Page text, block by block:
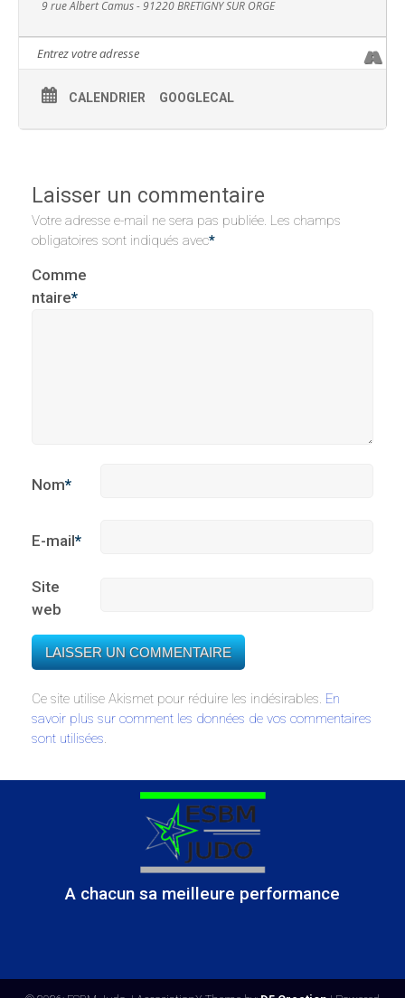
9 rue Albert Camus - 91220 BRETIGNY SUR ORGE
CALENDRIER GOOGLECAL
Laisser un commentaire
Votre adresse e-mail ne sera pas publiée. Les champs
obligatoires sont indiqués avec*
Comme
ntaire*
Nom*
E-mail*
Site
web
Ce site utilise Akismet pour réduire les indésirables. En
savoir plus sur comment les données de vos commentaires
sont utilisées.
A chacun sa meilleure performance